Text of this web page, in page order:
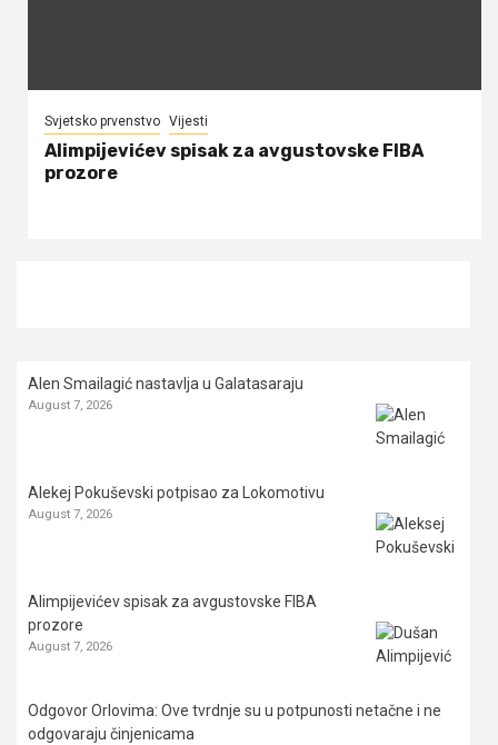
Svjetsko prvenstvo Vijesti
Alimpijevićev spisak za avgustovske FIBA
prozore
Alen Smailagić nastavlja u Galatasaraju
August 7, 2026
Alekej Pokuševski potpisao za Lokomotivu
August 7, 2026
Alimpijevićev spisak za avgustovske FIBA
prozore
August 7, 2026
Odgovor Orlovima: ​Ove tvrdnje su u potpunosti netačne i ne
odgovaraju činjenicama